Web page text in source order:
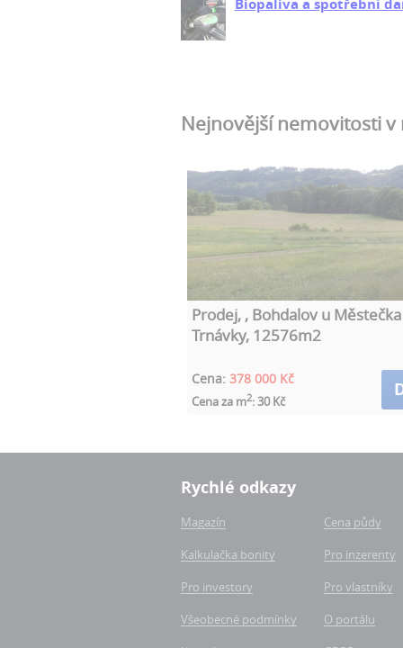
Biopaliva a spotřební
Nejnovější nemovitosti v
Prodej, , Bohdalov u Městečka
Trnávky, 12576m2
Cena: 378 000 Kč
Cena za m2: 30 Kč
Rychlé odkazy
Magazín
Cena půdy
Kalkulačka bonity
Pro inzerenty
Pro investory
Pro vlastníky
Všeobecné podmínky
O portálu